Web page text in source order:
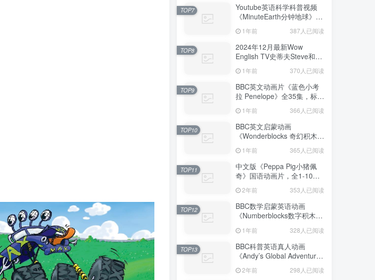
Youtube英语科学科普视频
《MinuteEarth分钟地球》每
366集，1080P高清视频带英
文字幕，百度网盘下载！
1年前 387人已阅读
TOP7
2024年12月最新Wow
English TV史蒂夫Steve和小
鸟Maggie少儿趣味启蒙学英
语，目前总计841集+，
1080P高清视频带英文字
幕，百度网盘下载！
1年前 370人已阅读
TOP8
BBC英文动画片《蓝色小考
拉 Penelope》全35集，标清
视频带配套绘本和音频
MP3，百度网盘下载！
1年前 366人已阅读
TOP9
BBC英文启蒙动画
《Wonderblocks 奇幻积木》
全5集，1080P高清视频带英
文字幕，百度网盘下载！
1年前 365人已阅读
TOP10
中文版《Peppa Pig小猪佩
奇》国语动画片，全1-10季
共394集，1080P高清视频，
百度网盘下载！
2年前 353人已阅读
TOP11
BBC数学启蒙英语动画
《Numberblocks数字积木》
167集，1080P高清视频带英
文字幕，百度网盘下载！
1年前 328人已阅读
TOP12
BBC科普英语真人动画
《Andy’s Global Adventures
集，1080P高清视频带英文
2年前 298人已阅读
TOP13